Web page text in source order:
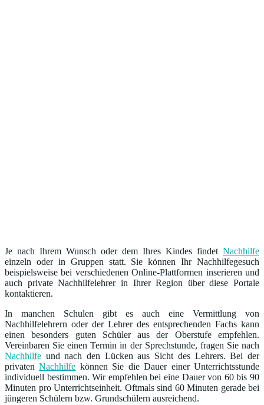
Je nach Ihrem Wunsch oder dem Ihres Kindes findet Nachhilfe
einzeln oder in Gruppen statt. Sie können Ihr Nachhilfegesuch
beispielsweise bei verschiedenen Online-Plattformen inserieren und
auch private Nachhilfelehrer in Ihrer Region über diese Portale
kontaktieren.
In manchen Schulen gibt es auch eine Vermittlung von
Nachhilfelehrern oder der Lehrer des entsprechenden Fachs kann
einen besonders guten Schüler aus der Oberstufe empfehlen.
Vereinbaren Sie einen Termin in der Sprechstunde, fragen Sie nach
Nachhilfe und nach den Lücken aus Sicht des Lehrers. Bei der
privatenNachhilfe können Sie die Dauer einer Unterrichtsstunde
individuell bestimmen. Wir empfehlen bei eine Dauer von 60 bis 90
Minuten pro Unterrichtseinheit. Oftmals sind 60 Minuten gerade bei
jüngeren Schülern bzw. Grundschülern ausreichend.